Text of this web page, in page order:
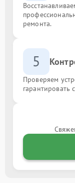
ремонта.
5
Проверяем
гарантировать